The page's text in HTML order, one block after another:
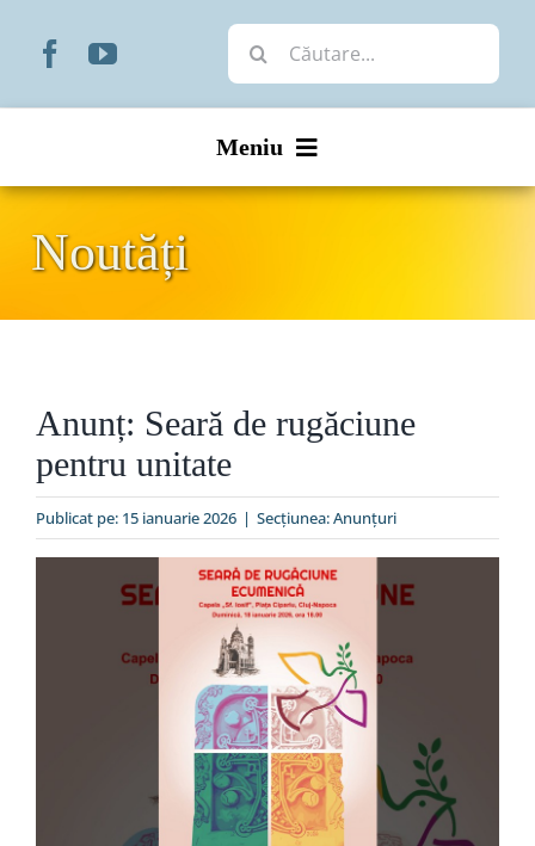
Cautare...
Meniu
Organizare
Liturgic
Special
Noutăți
Anunț: Seară de rugăciune
pentru unitate
Publicat pe: 15 ianuarie 2026 | Secțiunea:Anunţuri